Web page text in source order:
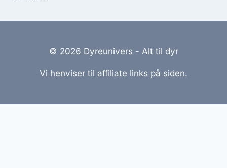
© 2026 Dyreunivers - Alt til dyr
Vi henviser til affiliate links på siden.